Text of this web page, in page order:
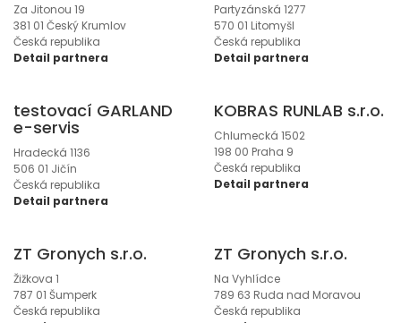
Za Jitonou 19
381 01 Český Krumlov
Česká republika
Detail partnera
Partyzánská 1277
570 01 Litomyšl
Česká republika
Detail partnera
testovací GARLAND
e-servis
Hradecká 1136
506 01 Jičín
Česká republika
Detail partnera
KOBRAS RUNLAB s.r.o.
Chlumecká 1502
198 00 Praha 9
Česká republika
Detail partnera
ZT Gronych s.r.o.
Žižkova 1
787 01 Šumperk
Česká republika
ZT Gronych s.r.o.
Na Vyhlídce
789 63 Ruda nad Moravou
Česká republika